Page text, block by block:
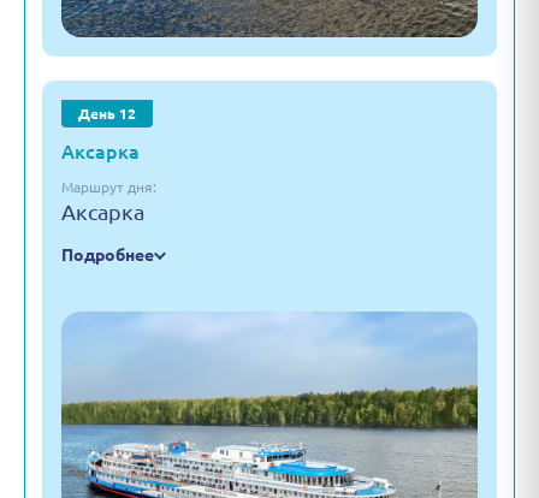
День 12
Аксарка
Маршрут дня:
Аксарка
Подробнее